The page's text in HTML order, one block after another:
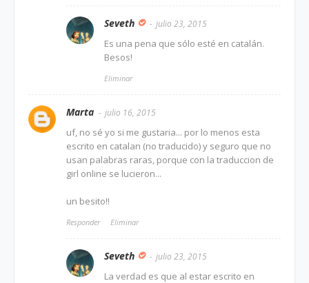
Seveth julio 23, 2015
Es una pena que sólo esté en catalán.
Besos!
Eliminar
Marta julio 16, 2015
uf, no sé yo si me gustaria... por lo menos esta
escrito en catalan (no traducido) y seguro que no
usan palabras raras, porque con la traduccion de
girl online se lucieron...
un besito!!
Responder Eliminar
Seveth julio 23, 2015
La verdad es que al estar escrito en